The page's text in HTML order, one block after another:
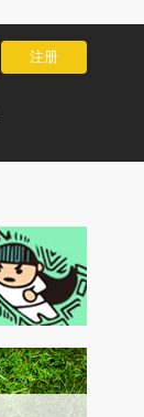
注册